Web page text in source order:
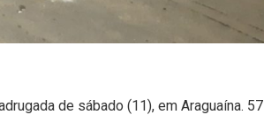
de sábado (11), em Araguaína. 57